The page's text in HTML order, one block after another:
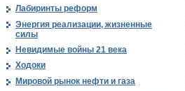
Лабиринты реформ
Энергия реализации, жизненные
силы
Невидимые войны 21 века
Ходоки
Мировой рынок нефти и газа